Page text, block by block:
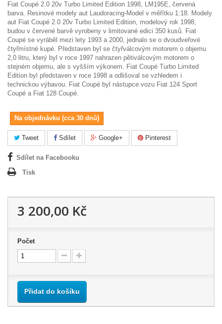
Fiat Coupé 2.0 20v Turbo Limited Edition 1998, LM195E, červená
barva. Resinové modely aut Laudoracing-Model v měřítku 1:18. Modely
aut Fiat Coupé 2.0 20v Turbo Limited Edition, modelový rok 1998,
budou v červené barvě vyrobeny v limitované edici 350 kusů. Fiat
Coupé se vyráběl mezi lety 1993 a 2000, jednalo se o dvoudveřové
čtyřmístné kupé. Představen byl se čtyřválcovým motorem o objemu
2,0 litru, který byl v roce 1997 nahrazen pětiválcovým motorem o
stejném objemu, ale s vyšším výkonem. Fiat Coupé Turbo Limited
Edition byl představen v roce 1998 a odlišoval se vzhledem i
technickou výbavou. Fiat Coupé byl nástupce vozu Fiat 124 Sport
Coupé a Fiat 128 Coupé.
Na objednávku (cca 30 dnů)
Tweet Sdílet Google+ Pinterest
Sdílet na Facebooku
Tisk
3 200,00 Kč
Počet
Přidat do košíku